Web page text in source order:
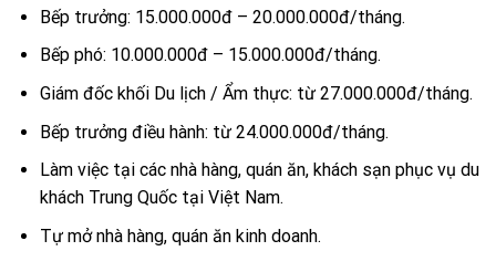
Bếp trưởng: 15.000.000đ – 20.000.000đ/tháng.
Bếp phó: 10.000.000đ – 15.000.000đ/tháng.
Giám đốc khối Du lịch / Ẩm thực: từ 27.000.000đ/tháng.
Bếp trưởng điều hành: từ 24.000.000đ/tháng.
Làm việc tại các nhà hàng, quán ăn, khách sạn phục vụ du
khách Trung Quốc tại Việt Nam.
Tự mở nhà hàng, quán ăn kinh doanh.